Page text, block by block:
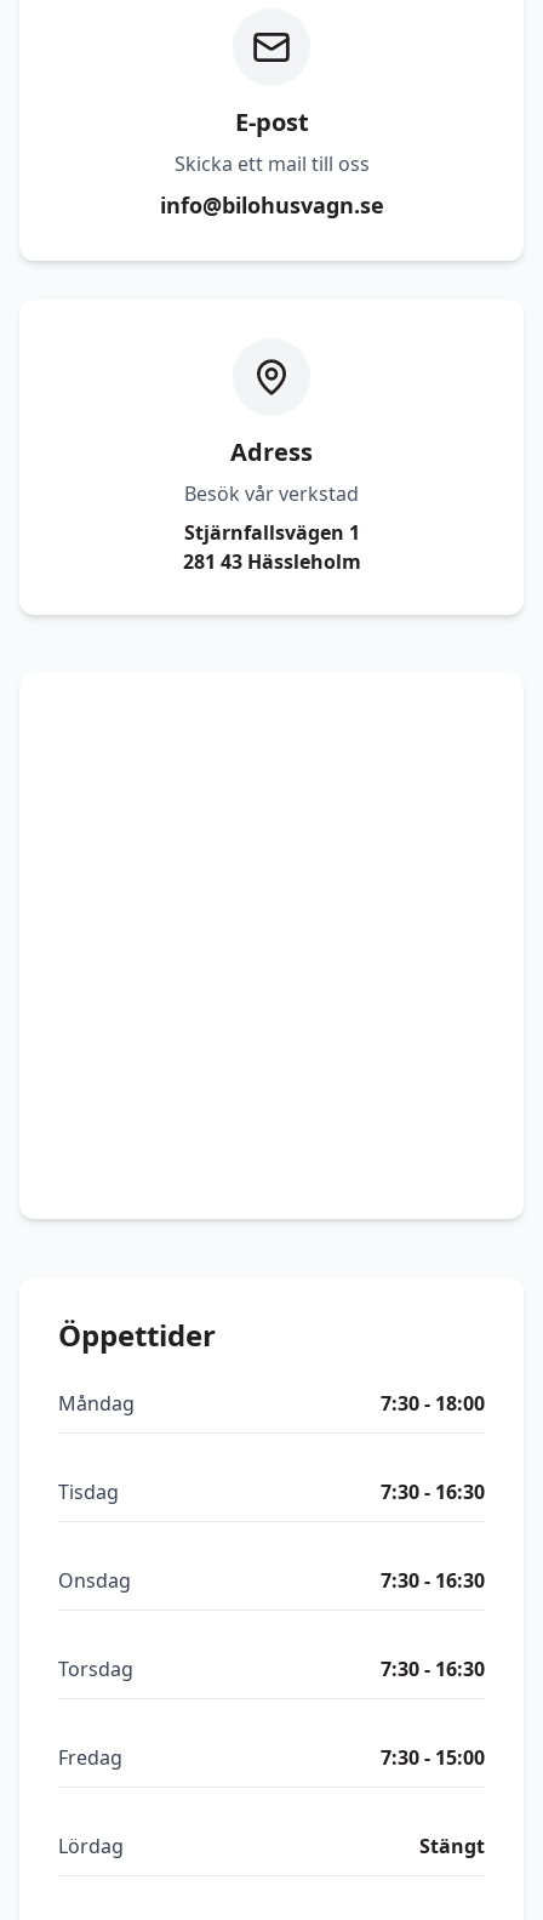
E-post
Skicka ett mail till oss
info@bilohusvagn.se
Adress
Besök vår verkstad
Stjärnfallsvägen 1
281 43 Hässleholm
Öppettider
Måndag 7:30 - 18:00
Tisdag 7:30 - 16:30
Onsdag 7:30 - 16:30
Torsdag 7:30 - 16:30
Fredag 7:30 - 15:00
Lördag Stängt